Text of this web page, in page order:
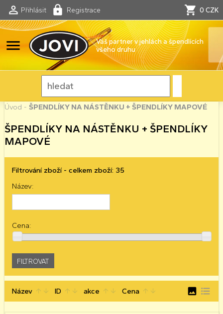
Přihlásit Registrace 0 CZK
menu
Váš partner v jehlách a špendlících
všeho druhu
Úvod - ŠPENDLÍKY NA NÁSTĚNKU + ŠPENDLÍKY MAPOVÉ
ŠPENDLÍKY NA NÁSTĚNKU + ŠPENDLÍKY
MAPOVÉ
Filtrování zboží - celkem zboží: 35
Název:
Cena:
Název arrow_upward arrow_downward ID arrow_upward arrow_downward akce arrow_upward arrow_downward Cena arrow_upward arrow_downward image format_list_bulleted